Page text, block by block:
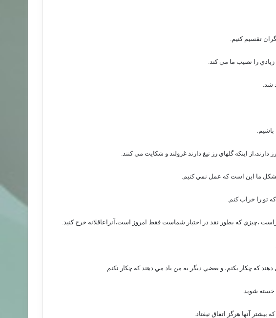
تقسيم كنيم.
را نصيب ما مي كند.
شد.
دارند،از اينكه گلهاي رز تيغ دارند غرولند و شكايت مي كنند.
ما اين است كه عمل نمي كنيم.
تو را خراب كنم.
،چيزي كه بطور نقد در اختيار شماست فقط امروز است،آنراعاقلانه خرج كنيد.
كه چكار بكنم، و بعضي ديگر به من ياد مي دهند كه چكار نكنم.
خسته شويد.
آنها هرگز اتفاق نيفتاد.